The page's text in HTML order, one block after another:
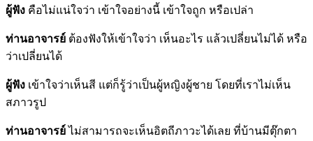
ผู้ฟัง คือไม่แน่ใจว่า เข้าใจอย่างนี้ เข้าใจถูก หรือเปล่า
ท่านอาจารย์ ต้องฟังให้เข้าใจว่า เห็นอะไร แล้วเปลี่ยนไม่ได้ หรือ
ว่าเปลี่ยนได้
ผู้ฟัง เข้าใจว่าเห็นสี แต่ก็รู้ว่าเป็นผู้หญิงผู้ชาย โดยที่เราไม่เห็น
สภาวรูป
ท่านอาจารย์ไม่สามารถจะเห็นอิตถีภาวะได้เลย ที่บ้านมีตุ๊กตา